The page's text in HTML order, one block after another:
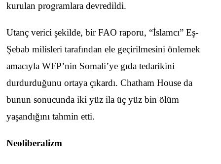
kurulan programlara devredildi.
Utanç verici şekilde, bir FAO raporu, “İslamcı” Eş-
Şebab milisleri tarafından ele geçirilmesini önlemek
amacıyla WFP’nin Somali’ye gıda tedarikini
durdurduğunu ortaya çıkardı. Chatham House da
bunun sonucunda iki yüz ila üç yüz bin ölüm
yaşandığını tahmin etti.
Neoliberalizm